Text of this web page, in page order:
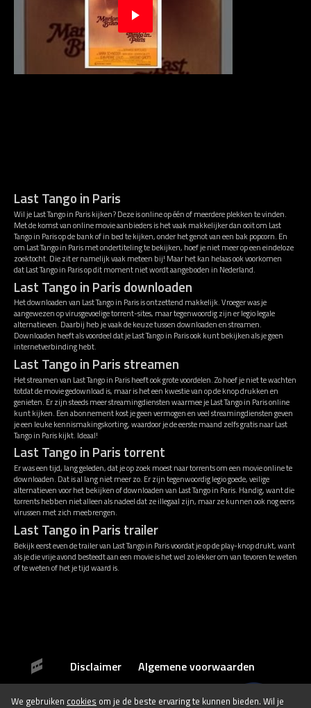
Last Tango in Paris
Wil je Last Tango in Paris kijken? Deze is online op één of meerdere plekken te vinden.
Met de komst van online movie aanbieders is het vaak makkelijker dan ooit om Last
Tango in Paris op de bank of in bed te kijken, onder het genot van een bak popcorn. En
om Last Tango in Paris met ondertiteling te bekijken, hoef je niet meer op een eindeloze
zoektocht. Die zit er namelijk vaak meteen bij! Maar het kan helaas ook voorkomen
dat Last Tango in Paris op dit moment niet wordt aangeboden in Nederland.
Last Tango in Paris downloaden
Het downloaden van Last Tango in Paris is ontzettend makkelijk. Vroeger was je
aangewezen op virusgevoelige torrent-sites, maar tegenwoordig zijn er legio legale
alternatieven. Daarbij heb je vaak de keuze tussen downloaden en streamen.
Downloaden heeft als voordeel dat je Last Tango in Paris ook kunt bekijken als je geen
internetverbinding hebt.
Last Tango in Paris streamen
Het streamen van Last Tango in Paris heeft ook grote voordelen. Zo hoef je niet te wachten
totdat de movie gedownload is, maar is het een kwestie van op de knop drukken en
genieten. Er zijn steeds meer streamingdiensten waarmee je Last Tango in Paris online
kunt kijken. Een abonnement kost je geen vermogen en veel streamingdiensten geven
je een leuke kennismakingskorting, waardoor je de eerste maand zelfs gratis naar Last
Tango in Paris kijkt. Ideaal!
Last Tango in Paris torrent
Er was een tijd, lang geleden, dat je op zoek moest naar torrents om een movie online te
downloaden. Dat is al lang niet meer zo. Er zijn tegenwoordig legio goede, veilige
alternatieven voor het bekijken of downloaden van Last Tango in Paris. Handig, want die
torrents hebben niet alleen als nadeel dat ze illegaal zijn, maar ze kunnen ook nog eens
virussen met zich meebrengen.
Last Tango in Paris trailer
Bekijk eerst even de trailer van Last Tango in Paris voordat je op de play-knop drukt, want
als je die vrije avond besteedt aan een movie is het wel zo lekker om van tevoren te weten
of te weten of het je tijd waard is.
We gebruiken cookies om je de beste ervaring te kunnen bieden. Wil je
Disclaimer Algemene voorwaarden